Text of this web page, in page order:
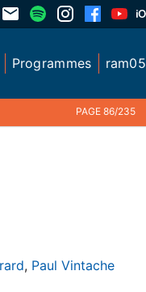
Programmes ram05
PAGE 86/235
, Paul Vintache